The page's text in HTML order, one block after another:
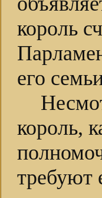
король
его
король,
требуют